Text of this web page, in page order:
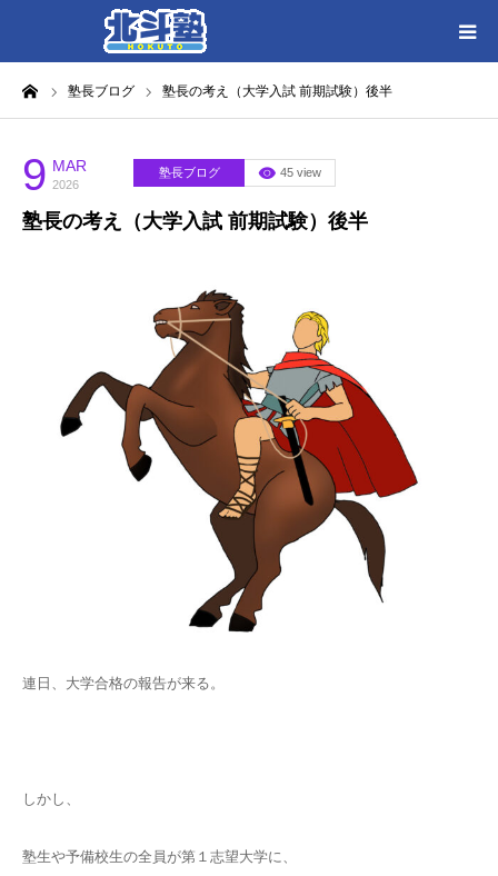
塾長ブログ 塾長の考え（大学入試 前期試験）後半
9 MAR
2026
塾長ブログ 45 view
塾長の考え（大学入試 前期試験）後半
連日、大学合格の報告が来る。
しかし、
塾生や予備校生の全員が第１志望大学に、
HOME
各教室別に記事を見る
北斗塾／教室一覧